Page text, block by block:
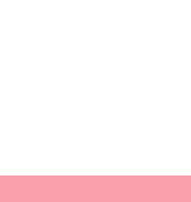
式アカウント
式アカウント
Instagram公式アカウント
ーみんFacebook公式アカウン
どりーみんYouTube公式アカ